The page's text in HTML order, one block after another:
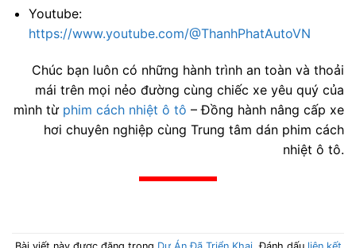
Youtube:
https://www.youtube.com/@ThanhPhatAutoVN
Chúc bạn luôn có những hành trình an toàn và thoải
mái trên mọi nẻo đường cùng chiếc xe yêu quý của
mình từ phim cách nhiệt ô tô – Đồng hành nâng cấp xe
hơi chuyên nghiệp cùng Trung tâm dán phim cách
nhiệt ô tô.